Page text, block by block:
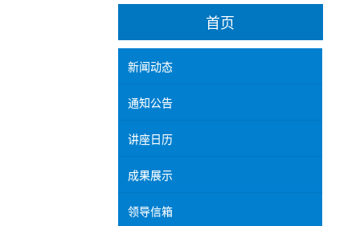
首页
新闻动态
通知公告
讲座日历
成果展示
领导信箱